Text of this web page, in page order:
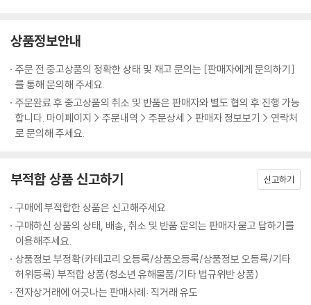
상품정보안내
주문 전 중고상품의 정확한 상태 및 재고 문의는 [판매자에게 문의하기]
를 통해 문의해 주세요.
주문완료 후 중고상품의 취소 및 반품은 판매자와 별도 협의 후 진행 가능
합니다. 마이페이지 > 주문내역 > 주문상세 > 판매자 정보보기 > 연락처
로 문의해 주세요.
부적합 상품 신고하기 신고하기
구매에 부적합한 상품은 신고해주세요.
구매하신 상품의 상태, 배송, 취소 및 반품 문의는 판매자 묻고 답하기를
이용해주세요.
상품정보 부정확(카테고리 오등록/상품오등록/상품정보 오등록/기타
허위등록) 부적합 상품(청소년 유해물품/기타 법규위반 상품)
전자상거래에 어긋나는 판매사례: 직거래 유도